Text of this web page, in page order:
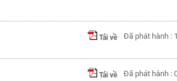
Tải về Đã phát hành :
Tải về Đã phát hành :